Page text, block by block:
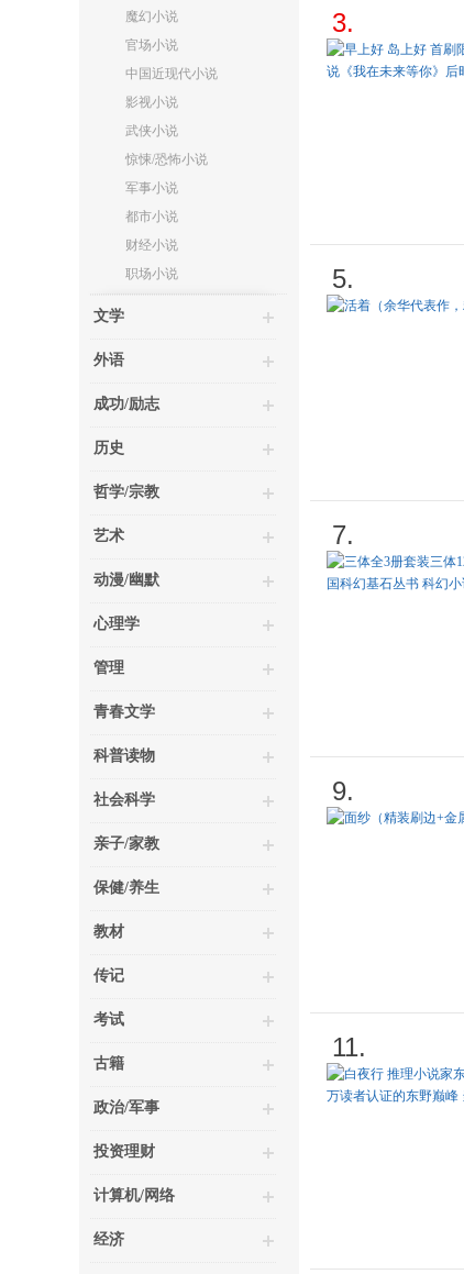
魔幻小说
官场小说
中国近现代小说
影视小说
武侠小说
惊悚/恐怖小说
军事小说
都市小说
财经小说
职场小说
文学
外语
成功/励志
历史
哲学/宗教
艺术
动漫/幽默
心理学
管理
青春文学
科普读物
社会科学
亲子/家教
保健/养生
教材
传记
考试
古籍
政治/军事
投资理财
计算机/网络
经济
3.
5.
7.
9.
11.